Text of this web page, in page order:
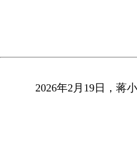
2026年2月19日，蒋